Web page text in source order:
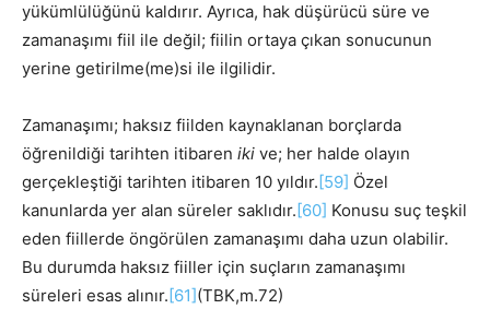
yükümlülüğünü kaldırır. Ayrıca, hak düşürücü süre ve
zamanaşımı fiil ile değil; fiilin ortaya çıkan sonucunun
yerine getirilme(me)si ile ilgilidir.
Zamanaşımı; haksız fiilden kaynaklanan borçlarda
öğrenildiği tarihten itibaren iki ve; her halde olayın
gerçekleştiği tarihten itibaren 10 yıldır. [59] Özel
kanunlarda yer alan süreler saklıdır. [60] Konusu suç teşkil
eden fiillerde öngörülen zamanaşımı daha uzun olabilir.
Bu durumda haksız fiiller için suçların zamanaşımı
süreleri esas alınır. [61](TBK,m.72)